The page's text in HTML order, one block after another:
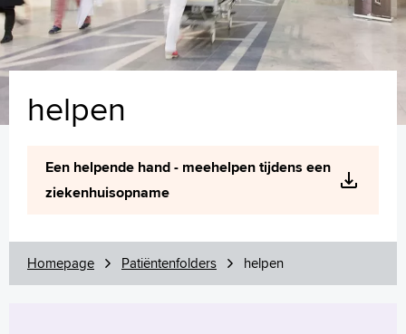
MijnASz
Zoeken
helpen
Een helpende hand - meehelpen tijdens een
ziekenhuisopname
Homepage Patiëntenfolders helpen